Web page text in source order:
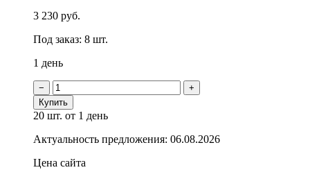
3 230 руб.
Под заказ: 8 шт.
1 день
−
+
Купить
20 шт. от 1 день
Актуальность предложения: 06.08.2026
Цена сайта